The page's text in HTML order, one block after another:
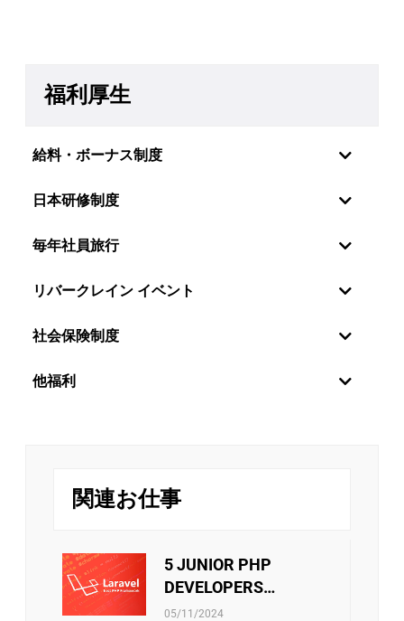
福利厚生
給料・ボーナス制度
レーンベトナムは特に年2回の定期昇給制度を設
日本研修制度
毎年社員旅行
楽しませています。エキサイティングなガラディナーや
チームビルディングゲームは、リバークレインのメンバ
リバークレイン イベント
チームビルディング・ファミリーデー・お夏休
機会です。ご家族員に連携する際にはそれも誇り
に言われています。
社会保険制度
リバークレーンベトナムは従業員に社会保険、医療保
他福利
社員向けの活動をサポートすることもあります。 ・文
化・芸術・スポーツクラブの運営費用 ・技術研究の教科
関連お仕事
5 JUNIOR PHP
DEVELOPERS
(LARAVEL)
05/11/2024